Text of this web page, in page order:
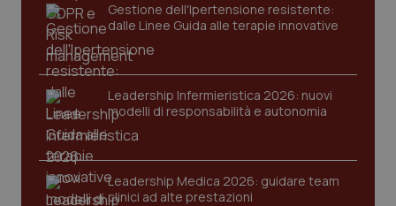
Gestione dell'Ipertensione resistente:
dalle Linee Guida alle terapie innovative
Leadership Infermieristica 2026: nuovi
modelli di responsabilità e autonomia
Leadership Medica 2026: guidare team
clinici ad alte prestazioni
CookieScriptConsent
www.quotidianosanita.it